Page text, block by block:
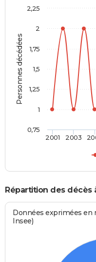
Personnes décédées
2001 2003
0,75
1
1,25
1,5
1,75
2
2,25
Répartition des décès
Données exprimées en
Insee)